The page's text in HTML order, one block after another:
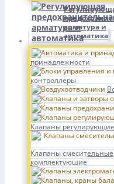
арматура и
автоматика
принадлежности
контроллеры
Клапаны
Клапаны
комплектующие